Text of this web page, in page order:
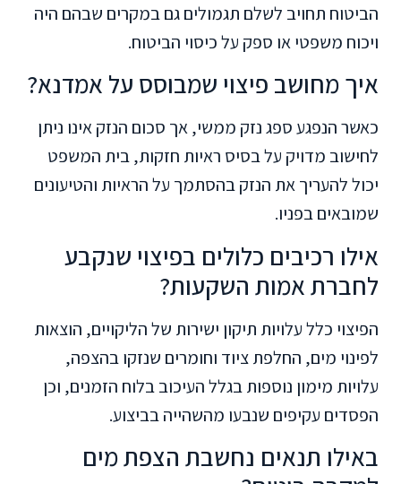
הביטוח תחויב לשלם תגמולים גם במקרים שבהם היה
ויכוח משפטי או ספק על כיסוי הביטוח.
איך מחושב פיצוי שמבוסס על אמדנא?
כאשר הנפגע ספג נזק ממשי, אך סכום הנזק אינו ניתן
לחישוב מדויק על בסיס ראיות חזקות, בית המשפט
יכול להעריך את הנזק בהסתמך על הראיות והטיעונים
שמובאים בפניו.
אילו רכיבים כלולים בפיצוי שנקבע
לחברת אמות השקעות?
הפיצוי כלל עלויות תיקון ישירות של הליקויים, הוצאות
לפינוי מים, החלפת ציוד וחומרים שנזקו בהצפה,
עלויות מימון נוספות בגלל העיכוב בלוח הזמנים, וכן
הפסדים עקיפים שנבעו מהשהייה בביצוע.
באילו תנאים נחשבת הצפת מים